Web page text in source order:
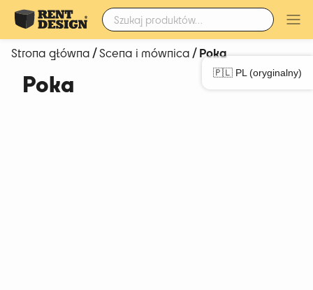
Szukaj:
🇵🇱 PL (oryginalny)
Strona główna/Scena i mównica/ Poka
Poka